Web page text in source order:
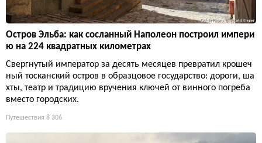
Остров Эльба: как сосланный Наполеон построил импери
ю на 224 квадратных километрах
Свергнутый император за десять месяцев превратил крошеч
ный тосканский остров в образцовое государство: дороги, ша
хты, театр и традицию вручения ключей от винного погреба
вместо городских.
Путешествия 8 306